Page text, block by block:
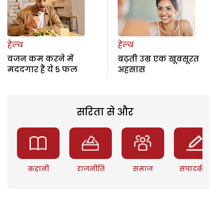
हेल्थ
वजन कम करने में
मददगार हैं ये 5 फल
हेल्थ
बढ़ती उम्र एक खूबसूरत
अहसास
सरिता से और
कहानी राजनीति समाज संपादकीय